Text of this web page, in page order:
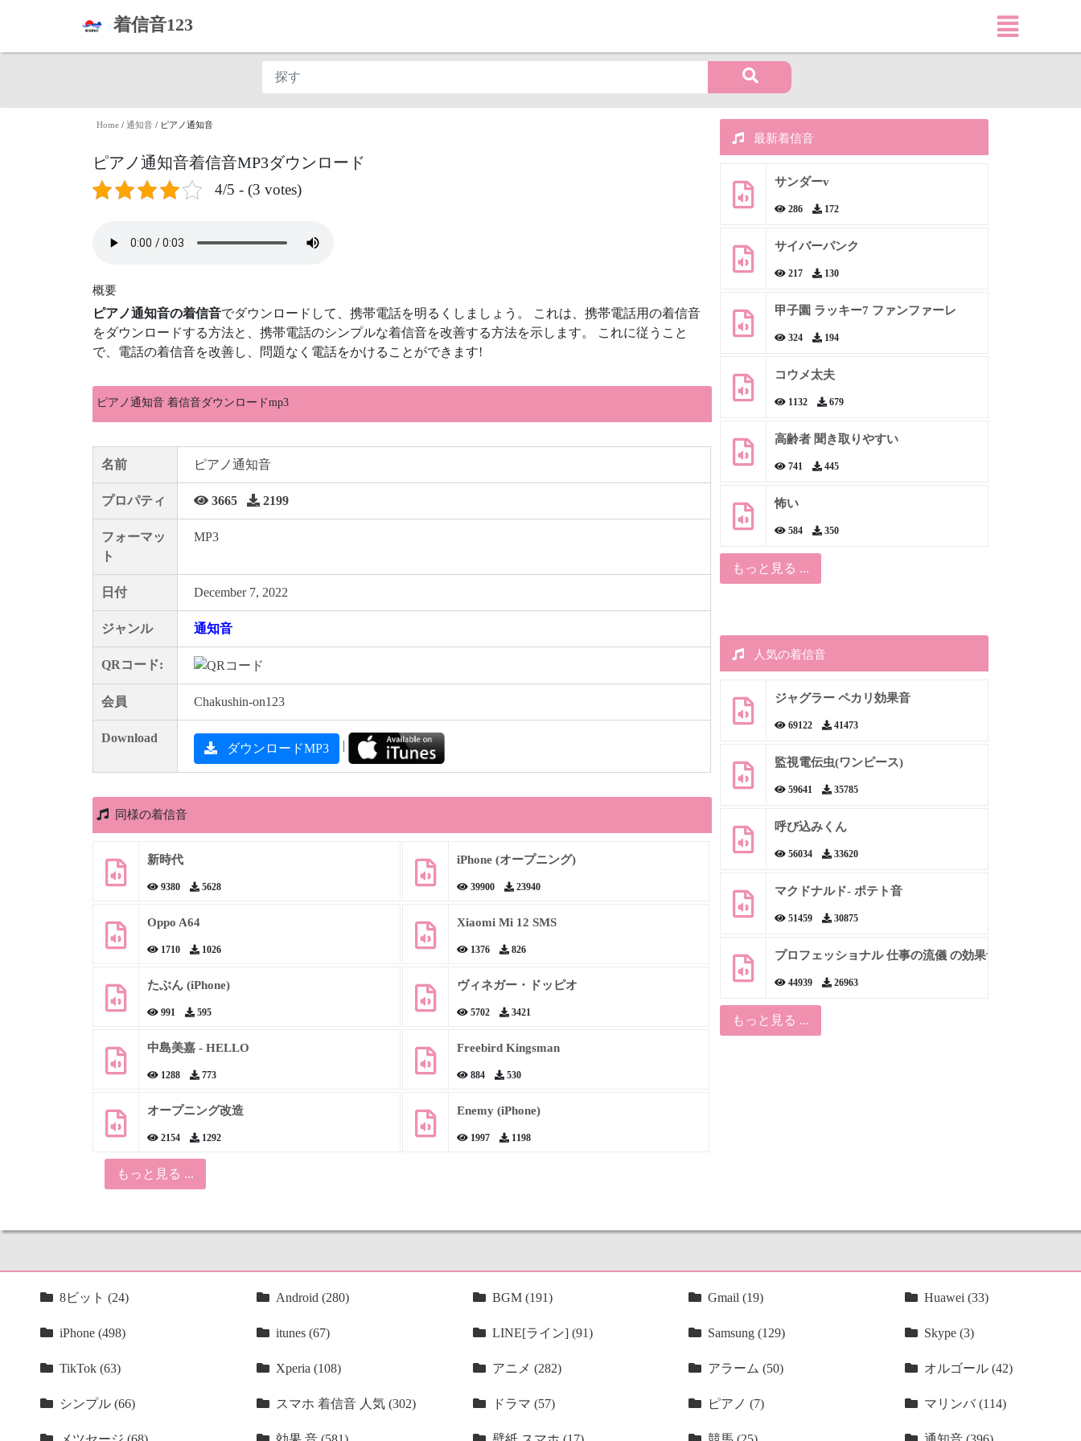
着信音123
Home / 通知音 / ピアノ通知音
ピアノ通知音着信音MP3ダウンロード
4/5 - (3 votes)
概要
ピアノ通知音の着信音でダウンロードして、携帯電話を明るくしましょう。 これは、携帯電話用の着信音
をダウンロードする方法と、携帯電話のシンプルな着信音を改善する方法を示します。 これに従うこと
で、電話の着信音を改善し、問題なく電話をかけることができます!
ピアノ通知音 着信音ダウンロードmp3
名前 ピアノ通知音
プロパティ 3665 2199
フォーマッ
ト
MP3
日付 December 7, 2022
ジャンル 通知音
QRコード:
会員 Chakushin-on123
Download
ダウンロードMP3 |
同様の着信音
新時代
9380 5628
iPhone (オープニング)
39900 23940
Oppo A64
1710 1026
Xiaomi Mi 12 SMS
1376 826
たぶん (iPhone)
991 595
ヴィネガー・ドッピオ
5702 3421
中島美嘉 - HELLO
1288 773
Freebird Kingsman
884 530
オープニング改造
2154 1292
Enemy (iPhone)
1997 1198
もっと見る ...
最新着信音
サンダーv
286 172
サイバーパンク
217 130
甲子園 ラッキー7 ファンファーレ
324 194
コウメ太夫
1132 679
高齢者 聞き取りやすい
741 445
怖い
584 350
もっと見る ...
人気の着信音
ジャグラー ペカリ効果音
69122 41473
監視電伝虫(ワンピース)
59641 35785
呼び込みくん
56034 33620
マクドナルド- ポテト音
51459 30875
プロフェッショナル 仕事の流儀 の効果音
44939 26963
もっと見る ...
8ビット (24) Android (280) BGM (191) Gmail (19) Huawei (33)
iPhone (498) itunes (67) LINE[ライン] (91) Samsung (129) Skype (3)
TikTok (63) Xperia (108) アニメ (282) アラーム (50) オルゴール (42)
シンプル (66) スマホ 着信音 人気 (302) ドラマ (57) ピアノ (7) マリンバ (114)